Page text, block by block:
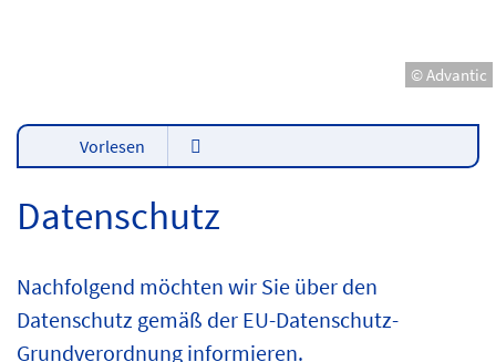
© Advantic
Vorlesen
Datenschutz
Nachfolgend möchten wir Sie über den
Datenschutz gemäß der EU-Datenschutz-
Grundverordnung informieren.